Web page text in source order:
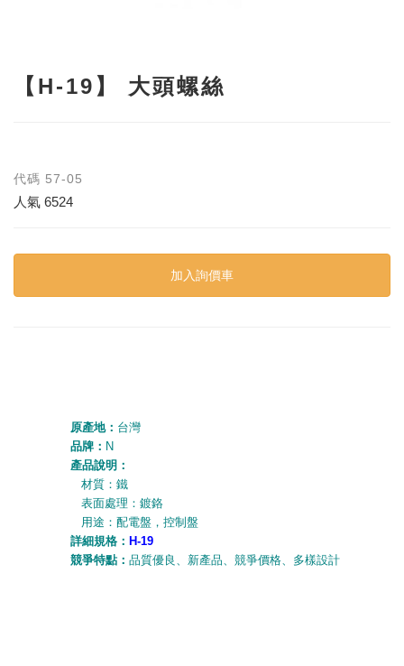
【H-19】 大頭螺絲
代碼 57-05
人氣 6524
加入詢價車
原產地： 台灣
品牌： N
產品說明：
材質：鐵
表面處理：鍍鉻
用途：配電盤，控制盤
詳細規格： H-19
競爭特點： 品質優良、 新產品、 競爭價格、 多樣設計